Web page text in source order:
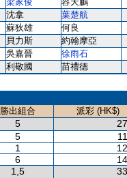
沈拿 葉楚航
蘇狄雄 何良
貝力斯 約翰摩亞
吳嘉晉 徐雨石
利敬國
苗禮德
勝出組合
派彩 (HK$)
5
5
1
6
1,5